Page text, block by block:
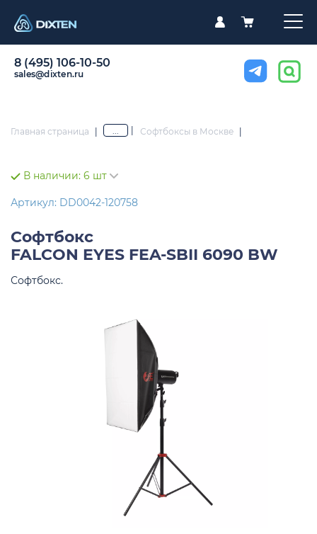
8 (495) 106-10-50
sales@dixten.ru
Главная страница | ... Софтбоксы в Москве |
В наличии: 6 шт
Артикул: DD0042-120758
Софтбокс
FALCON EYES FEA-SBII 6090 BW
Софтбокс.